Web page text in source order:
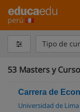
perú
Tipo de
53 Masters y
Carrera de
Universidad de Lima